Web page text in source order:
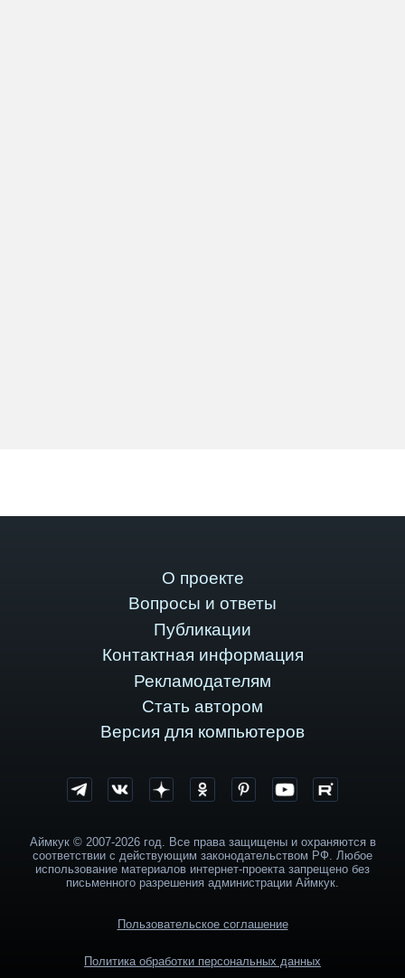
О проекте
Вопросы и ответы
Публикации
Контактная информация
Рекламодателям
Стать автором
Версия для компьютеров
Аймкук © 2007-2026 год. Все права защищены и охраняются в
соответствии с действующим законодательством РФ. Любое
использование материалов интернет-проекта запрещено без
письменного разрешения администрации Аймкук.
Пользовательское соглашение
Политика обработки персональных данных